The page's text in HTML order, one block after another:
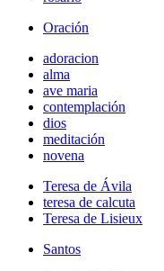
Oración
adoracion
alma
ave maria
contemplación
dios
meditación
novena
Teresa de Ávila
teresa de calcuta
Teresa de Lisieux
Santos